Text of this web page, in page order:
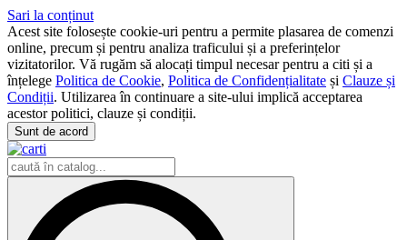
Sari la conținut
Acest site folosește cookie-uri pentru a permite plasarea de comenzi
online, precum și pentru analiza traficului și a preferințelor
vizitatorilor. Vă rugăm să alocați timpul necesar pentru a citi și a
înțelege Politica de Cookie, Politica de Confidențialitate și Clauze și
Condiții. Utilizarea în continuare a site-ului implică acceptarea
acestor politici, clauze și condiții.
Sunt de acord